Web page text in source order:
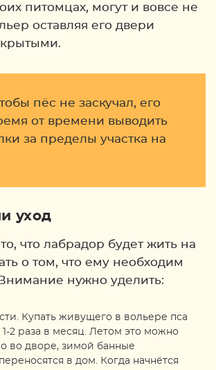
питомцах, могут и вовсе не
оставляя его двери
пёс не заскучал, его
от времени выводить
за пределы участка на
уход
что лабрадор будет жить на
о том, что ему необходим
нужно уделить:
Купать живущего в вольере пса
2 раза в месяц. Летом это можно
во дворе, зимой банные
в дом. Когда начнётся